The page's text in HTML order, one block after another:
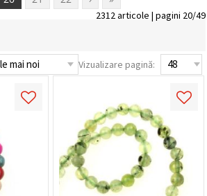
2312 articole | pagini 20/49
Vizualizare pagină: